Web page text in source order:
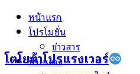
Skip
โตโยต้าโปรแรงเวอร์
หน้าแรก
โปรโมชั่น
ข่าวสาร
ป้ายแดง